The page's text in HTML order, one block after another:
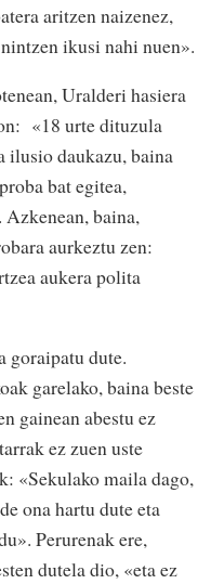
aritzen naizenez,
ikusi nahi nuen».
Uralderi hasiera
«18 urte dituzula
ilusio daukazu, baina
bat egitea,
baina,
aurkeztu zen:
aukera polita
goraipatu dute.
garelako, baina beste
gainean abestu ez
ez zuen uste
«Sekulako maila dago,
ona hartu dute eta
Perurenak ere,
dutela dio, «eta ez